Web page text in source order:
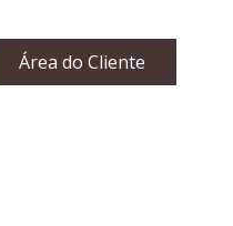
Área do Cliente